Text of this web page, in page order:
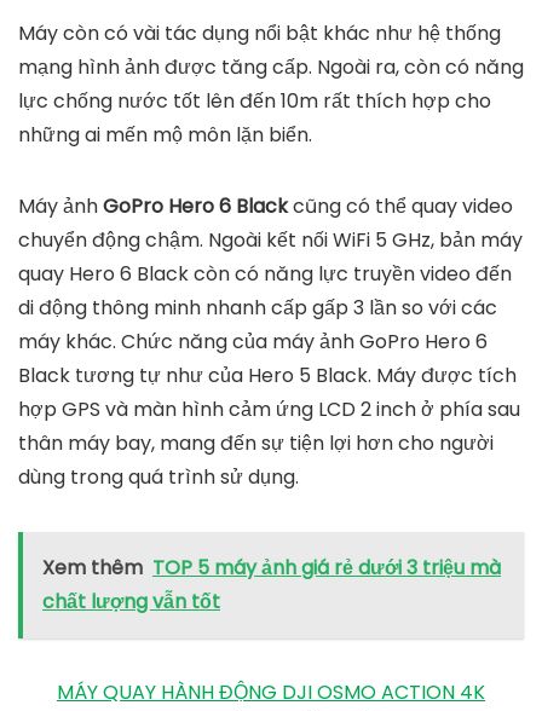
Máy còn có vài tác dụng nổi bật khác như hệ thống
mạng hình ảnh được tăng cấp. Ngoài ra, còn có năng
lực chống nước tốt lên đến 10m rất thích hợp cho
những ai mến mộ môn lặn biển.
Máy ảnhGoPro Hero 6 Blackcũng có thể quay video
chuyển động chậm. Ngoài kết nối WiFi 5 GHz, bản máy
quay Hero 6 Black còn có năng lực truyền video đến
di động thông minh nhanh cấp gấp 3 lần so với các
máy khác. Chức năng của máy ảnh GoPro Hero 6
Black tương tự như của Hero 5 Black. Máy được tích
hợp GPS và màn hình cảm ứng LCD 2 inch ở phía sau
thân máy bay, mang đến sự tiện lợi hơn cho người
dùng trong quá trình sử dụng.
Xem thêm TOP 5 máy ảnh giá rẻ dưới 3 triệu mà
chất lượng vẫn tốt
MÁY QUAY HÀNH ĐỘNG DJI OSMO ACTION 4K